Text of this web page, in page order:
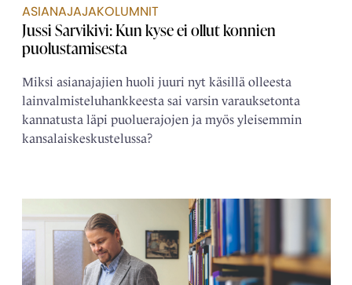
ASIANAJAJAKOLUMNIT
Jussi Sarvikivi: Kun kyse ei ollut konnien
puolustamisesta
Miksi asianajajien huoli juuri nyt käsillä olleesta
lainvalmisteluhankkeesta sai varsin varauksetonta
kannatusta läpi puoluerajojen ja myös yleisemmin
kansalaiskeskustelussa?